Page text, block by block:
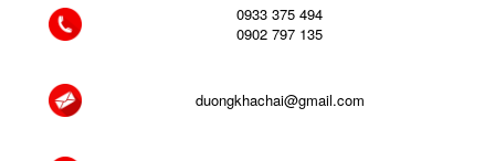
0933 375 494
0902 797 135
duongkhachai@gmail.com